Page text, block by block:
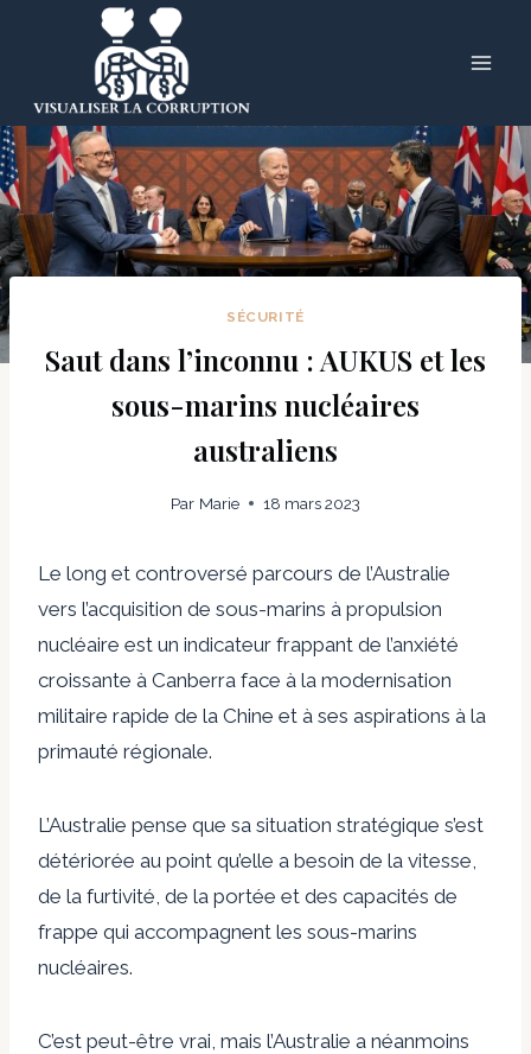
SÉCURITÉ
Saut dans l’inconnu : AUKUS et les
sous-marins nucléaires
australiens
Par Marie 18 mars 2023
Le long et controversé parcours de l’Australie
vers l’acquisition de sous-marins à propulsion
nucléaire est un indicateur frappant de l’anxiété
croissante à Canberra face à la modernisation
militaire rapide de la Chine et à ses aspirations à la
primauté régionale.
L’Australie pense que sa situation stratégique s’est
détériorée au point qu’elle a besoin de la vitesse,
de la furtivité, de la portée et des capacités de
frappe qui accompagnent les sous-marins
nucléaires.
C’est peut-être vrai, mais l’Australie a néanmoins